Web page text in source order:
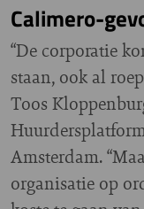
Calimero-
“De corporatie
staan, ook al
Toos
Amsterdam.
organisatie op